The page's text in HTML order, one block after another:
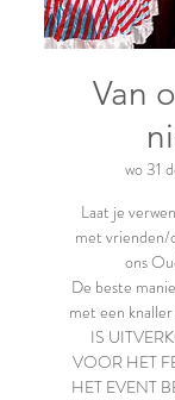
Van
wo 31
Laat je
met vrienden/
ons
De beste
met een
IS
VOOR HET
HET EVENT